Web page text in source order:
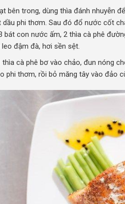
bên trong, dùng thìa đánh nhuyễn
phi thơm. Sau đó đổ nước cốt
bát con nước ấm, 2 thìa cà phê
đậm đà, hơi sền sệt.
cà phê bơ vào chảo, đun nóng
phi thơm, rồi bỏ măng tây vào đảo